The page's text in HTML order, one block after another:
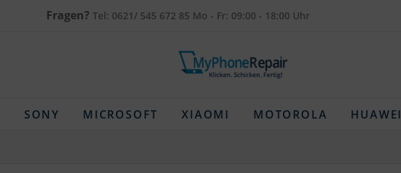
Fragen? Tel: 0621/ 545 672 85 Mo - Fr: 09:00 - 18:00 Uhr
SONY MICROSOFT XIAOMI MOTOROLA HUAWEI